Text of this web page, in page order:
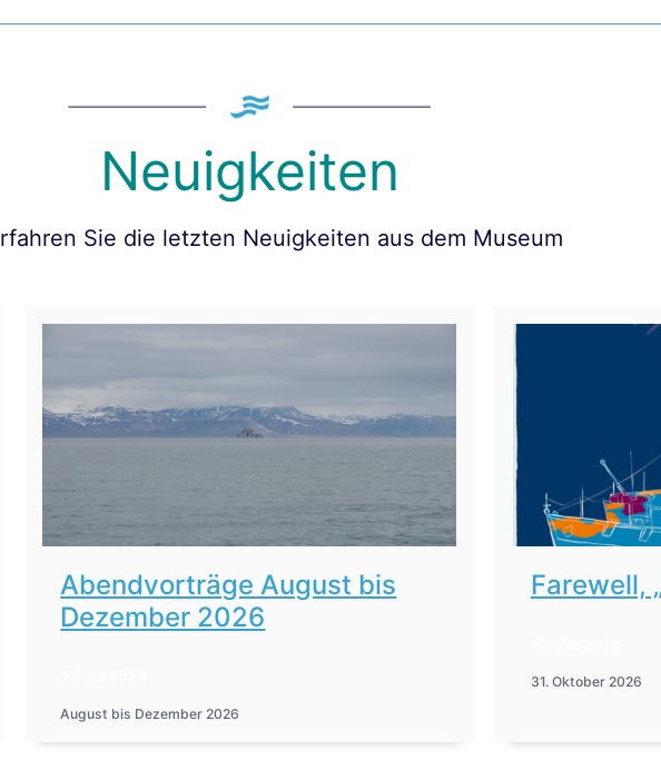
Neuigkeiten
Sie die letzten Neuigkeiten aus dem Museum
Abendvorträge August bis
Dezember 2026
August bis Dezember 2026
Farewell,
31. Oktober 2026